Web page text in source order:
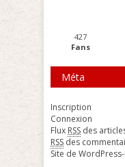
427
Fans
Méta
Inscription
Connexion
Flux RSS des
RSS des
Site de WordPress-